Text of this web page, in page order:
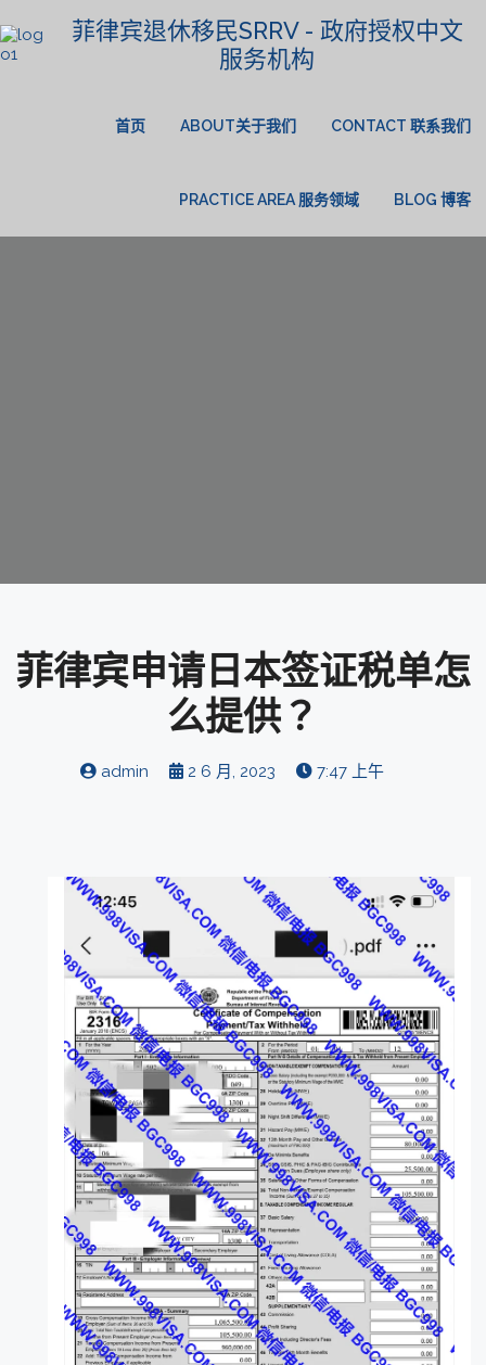
菲律宾退休移民SRRV - 政府授权中文
服务机构
首页 ABOUT关于我们 CONTACT 联系我们
PRACTICE AREA 服务领域 BLOG 博客
菲律宾申请日本签证税单怎
么提供？
admin 2 6 月, 2023 7:47 上午